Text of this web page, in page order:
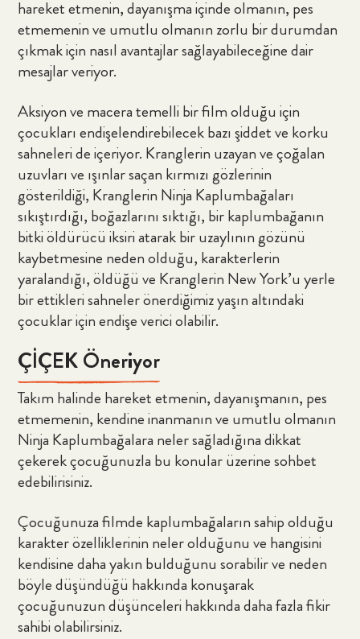
hareket etmenin, dayanışma içinde olmanın, pes
etmemenin ve umutlu olmanın zorlu bir durumdan
çıkmak için nasıl avantajlar sağlayabileceğine dair
mesajlar veriyor.
Aksiyon ve macera temelli bir film olduğu için
çocukları endişelendirebilecek bazı şiddet ve korku
sahneleri de içeriyor. Kranglerin uzayan ve çoğalan
uzuvları ve ışınlar saçan kırmızı gözlerinin
gösterildiği, Kranglerin Ninja Kaplumbağaları
sıkıştırdığı, boğazlarını sıktığı, bir kaplumbağanın
bitki öldürücü iksiri atarak bir uzaylının gözünü
kaybetmesine neden olduğu, karakterlerin
yaralandığı, öldüğü ve Kranglerin New York’u yerle
bir ettikleri sahneler önerdiğimiz yaşın altındaki
çocuklar için endişe verici olabilir.
ÇİÇEK Öneriyor
Takım halinde hareket etmenin, dayanışmanın, pes
etmemenin, kendine inanmanın ve umutlu olmanın
Ninja Kaplumbağalara neler sağladığına dikkat
çekerek çocuğunuzla bu konular üzerine sohbet
edebilirisiniz.
Çocuğunuza filmde kaplumbağaların sahip olduğu
karakter özelliklerinin neler olduğunu ve hangisini
kendisine daha yakın bulduğunu sorabilir ve neden
böyle düşündüğü hakkında konuşarak
çocuğunuzun düşünceleri hakkında daha fazla fikir
sahibi olabilirsiniz.